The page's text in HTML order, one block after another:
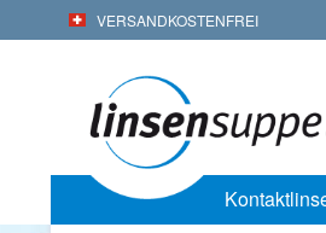
VERSANDKOSTENFREI